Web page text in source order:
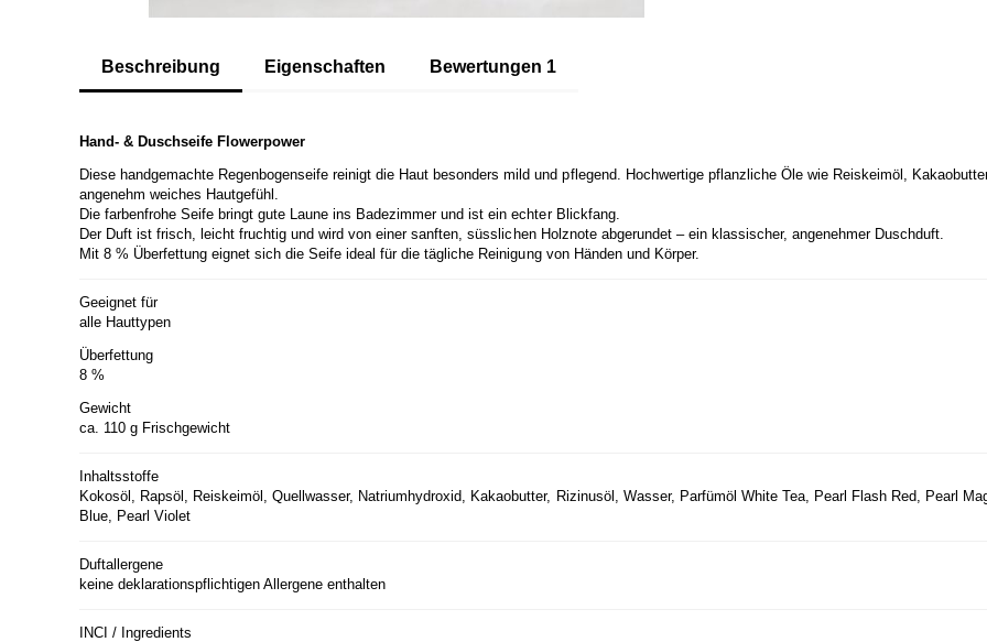
Beschreibung Eigenschaften Bewertungen 1
Hand- & Duschseife Flowerpower
Diese handgemachte Regenbogenseife reinigt die Haut besonders mild und pflegend. Hochwertige pflanzliche Öle wie Reiskeimöl,
angenehm weiches Hautgefühl.
Die farbenfrohe Seife bringt gute Laune ins Badezimmer und ist ein echter Blickfang.
Der Duft ist frisch, leicht fruchtig und wird von einer sanften, süsslichen Holznote abgerundet – ein klassischer, angenehmer Duschduft.
Mit 8 % Überfettung eignet sich die Seife ideal für die tägliche Reinigung von Händen und Körper.
Geeignet für
alle Hauttypen
Überfettung
8 %
Gewicht
ca. 110 g Frischgewicht
Inhaltsstoffe
Kokosöl, Rapsöl, Reiskeimöl, Quellwasser, Natriumhydroxid, Kakaobutter, Rizinusöl, Wasser, Parfümöl White Tea, Pearl Flash Red, Pearl
Blue, Pearl Violet
Duftallergene
keine deklarationspflichtigen Allergene enthalten
INCI / Ingredients